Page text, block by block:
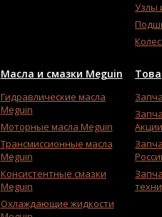
Узлы
Масла и смазки Meguin
Гидравлические масла
Meguin
Моторные масла Meguin
Трансмиссионные масла
Meguin
Консистентные смазки
Meguin
Охлаждающие жидкости
Акции